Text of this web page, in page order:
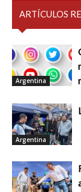
ARTÍCULOS
Argentina
Argentina